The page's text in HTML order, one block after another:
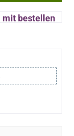
mit bestellen